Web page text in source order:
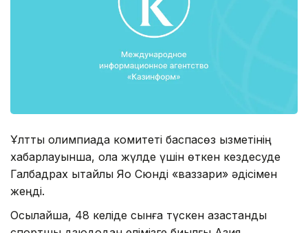
Ұлттық олимпиада комитеті баспасөз қызметінің
хабарлауынша, қола жүлде үшін өткен кездесуде
Галбадрах қытайлық Яо Сюнді «ваззари» әдісімен
жеңді.
Осылайша, 48 келіде сынға түскен қазақстандық